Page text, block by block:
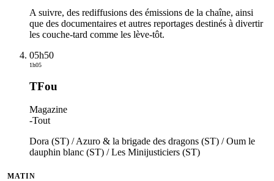
A suivre, des rediffusions des émissions de la chaîne, ainsi
que des documentaires et autres reportages destinés à divertir
les couche-tard comme les lève-tôt.
05h50
1h05
TFou
Magazine
-Tout
Dora (ST) / Azuro & la brigade des dragons (ST) / Oum le
dauphin blanc (ST) / Les Minijusticiers (ST)
MATIN